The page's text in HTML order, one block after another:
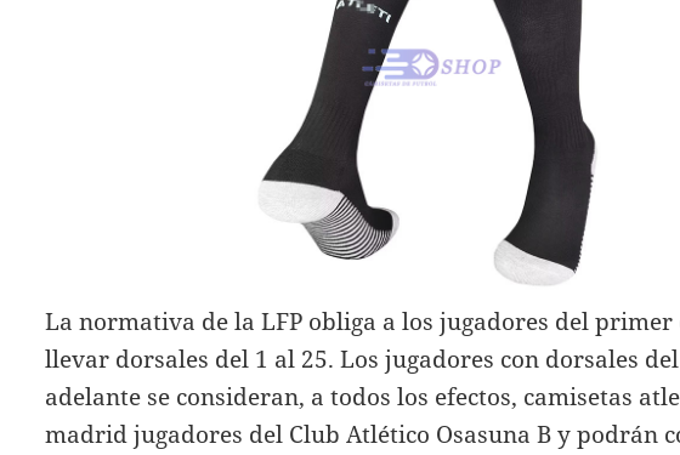
La normativa de la LFP obliga a los jugadores del primer
llevar dorsales del 1 al 25. Los jugadores con dorsales
adelante se consideran, a todos los efectos, camisetas
madrid jugadores del Club Atlético Osasuna B y podrán